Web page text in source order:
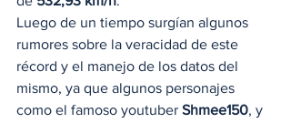
Luego de un tiempo surgían algunos
rumores sobre la veracidad de este
récord y el manejo de los datos del
mismo, ya que algunos personajes
como el famoso youtuber Shmee150, y